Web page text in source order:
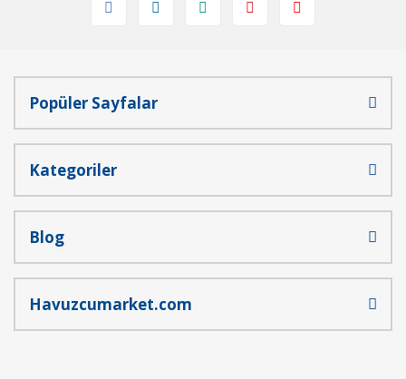
Popüler Sayfalar
Kategoriler
Blog
Havuzcumarket.com